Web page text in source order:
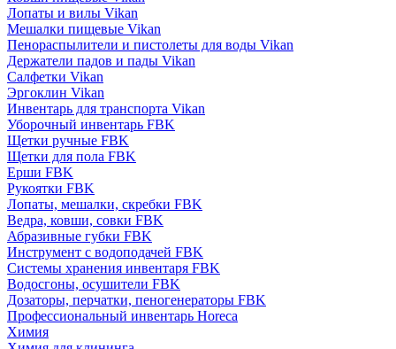
Лопаты и вилы Vikan
Мешалки пищевые Vikan
Пенораспылители и пистолеты для воды Vikan
Держатели падов и пады Vikan
Салфетки Vikan
Эргоклин Vikan
Инвентарь для транспорта Vikan
Уборочный инвентарь FBK
Щетки ручные FBK
Щетки для пола FBK
Ерши FBK
Рукоятки FBK
Лопаты, мешалки, скребки FBK
Ведра, ковши, совки FBK
Абразивные губки FBK
Инструмент с водоподачей FBK
Системы хранения инвентаря FBK
Водосгоны, осушители FBK
Дозаторы, перчатки, пеногенераторы FBK
Профессиональный инвентарь Horeca
Химия